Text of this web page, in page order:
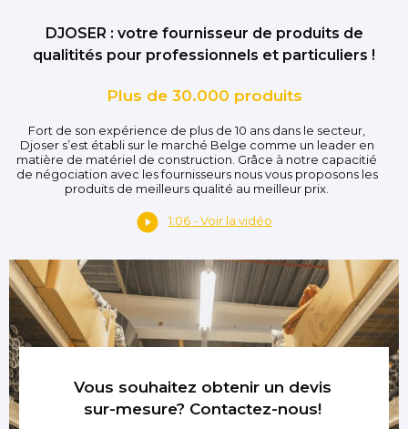
DJOSER : votre fournisseur de produits de
qualitités pour professionnels et particuliers !
Plus de 30.000 produits
Fort de son expérience de plus de 10 ans dans le secteur,
Djoser s’est établi sur le marché Belge comme un leader en
matière de matériel de construction. Grâce à notre capacitié
de négociation avec les fournisseurs nous vous proposons les
produits de meilleurs qualité au meilleur prix.
1:06 - Voir la vidéo
Vous souhaitez obtenir un devis
sur-mesure? Contactez-nous!